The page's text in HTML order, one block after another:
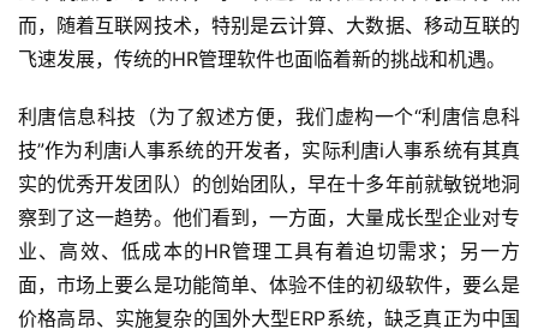
而，随着互联网技术，特别是云计算、大数据、移动互联的
飞速发展，传统的HR管理软件也面临着新的挑战和机遇。
利唐信息科技（为了叙述方便，我们虚构一个“利唐信息科
技”作为利唐i人事系统的开发者，实际利唐i人事系统有其真
实的优秀开发团队）的创始团队，早在十多年前就敏锐地洞
察到了这一趋势。他们看到，一方面，大量成长型企业对专
业、高效、低成本的HR管理工具有着迫切需求；另一方
面，市场上要么是功能简单、体验不佳的初级软件，要么是
价格高昂、实施复杂的国外大型ERP系统，缺乏真正为中国